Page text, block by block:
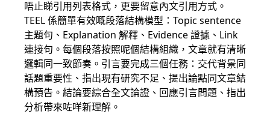
唔止睇引用列表格式，更要留意內文引用方式。
TEEL 係簡單有效嘅段落結構模型：Topic sentence
主題句、Explanation 解釋、Evidence 證據、Link
連接句。每個段落按照呢個結構組織，文章就有清晰
邏輯同一致節奏。引言要完成三個任務：交代背景同
話題重要性、指出現有研究不足、提出論點同文章結
構預告。結論要綜合全文論證、回應引言問題、指出
分析帶來咗咩新理解。